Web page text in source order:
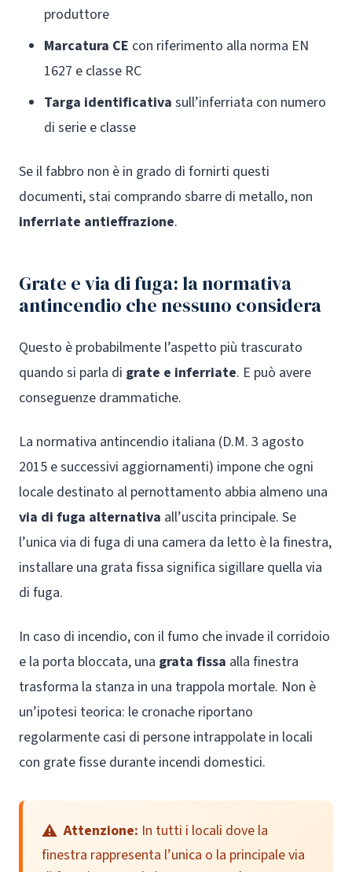
produttore
Marcatura CE con riferimento alla norma EN
1627 e classe RC
Targa identificativa sull’inferriata con numero
di serie e classe
Se il fabbro non è in grado di fornirti questi
documenti, stai comprando sbarre di metallo, non
inferriate antieffrazione.
Grate e via di fuga: la normativa
antincendio che nessuno considera
Questo è probabilmente l’aspetto più trascurato
quando si parla di grate e inferriate. E può avere
conseguenze drammatiche.
La normativa antincendio italiana (D.M. 3 agosto
2015 e successivi aggiornamenti) impone che ogni
locale destinato al pernottamento abbia almeno una
via di fuga alternativa all’uscita principale. Se
l’unica via di fuga di una camera da letto è la finestra,
installare una grata fissa significa sigillare quella via
di fuga.
In caso di incendio, con il fumo che invade il corridoio
e la porta bloccata, una grata fissa alla finestra
trasforma la stanza in una trappola mortale. Non è
un’ipotesi teorica: le cronache riportano
regolarmente casi di persone intrappolate in locali
con grate fisse durante incendi domestici.
Attenzione: In tutti i locali dove la
finestra rappresenta l’unica o la principale via